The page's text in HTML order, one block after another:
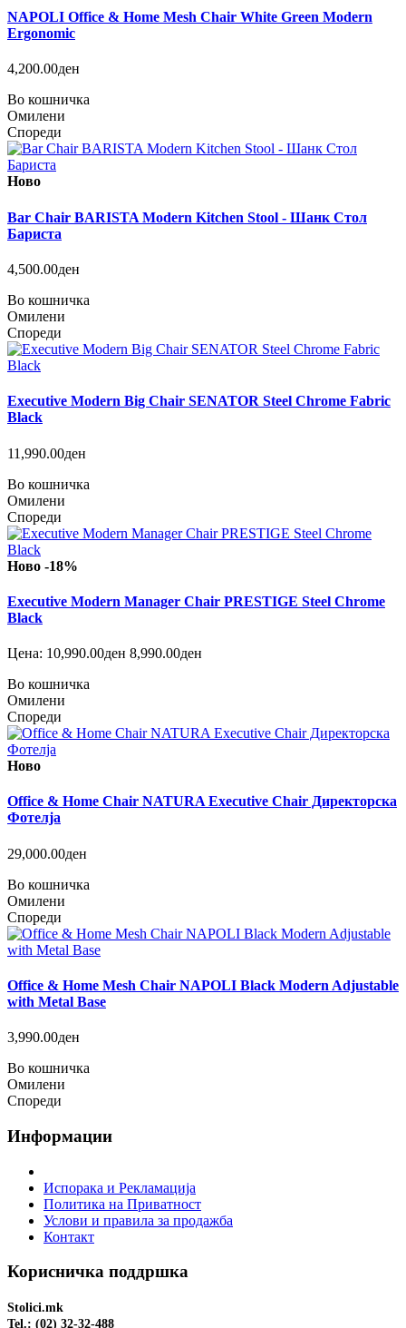
NAPOLI Office & Home Mesh Chair White Green Modern
Ergonomic
4,200.00ден
Во кошничка
Омилени
Спореди
Ново
Bar Chair BARISTA Modern Kitchen Stool - Шанк Стол
Бариста
4,500.00ден
Во кошничка
Омилени
Спореди
Executive Modern Big Chair SENATOR Steel Chrome Fabric
Black
11,990.00ден
Во кошничка
Омилени
Спореди
Ново -18%
Executive Modern Manager Chair PRESTIGE Steel Chrome
Black
Цена: 10,990.00ден 8,990.00ден
Во кошничка
Омилени
Спореди
Ново
Office & Home Chair NATURA Executive Chair Директорска
Фотелја
29,000.00ден
Во кошничка
Омилени
Спореди
Office & Home Mesh Chair NAPOLI Black Modern Adjustable
with Metal Base
3,990.00ден
Во кошничка
Омилени
Спореди
Информации
Испорака и Рекламација
Политика на Приватност
Услови и правила за продажба
Контакт
Корисничка поддршка
Stolici.mk
Tel.: (02) 32-32-488